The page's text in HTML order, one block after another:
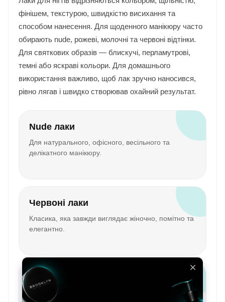
фінішем, текстурою, швидкістю висихання та
способом нанесення. Для щоденного манікюру часто
обирають nude, рожеві, молочні та червоні відтінки.
Для святкових образів — блискучі, перламутрові,
темні або яскраві кольори. Для домашнього
використання важливо, щоб лак зручно наносився,
рівно лягав і швидко створював охайний результат.
Nude лаки
Для натурального, офісного, весільного та
делікатного манікюру.
Червоні лаки
Класика, яка завжди виглядає жіночно, помітно та
елегантно.
Темні відтінки
Для вечірнього, осіннього, мінімалістичного та